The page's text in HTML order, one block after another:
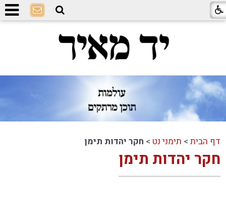
דף הבית > תימני נט > חקר יהדות תימן
חקר יהדות תימן